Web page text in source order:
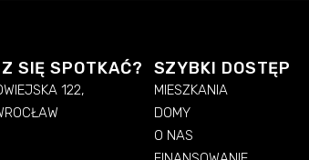
SIĘ SPOTKAĆ?
122,
SZYBKI DOSTĘP
MIESZKANIA
DOMY
O NAS